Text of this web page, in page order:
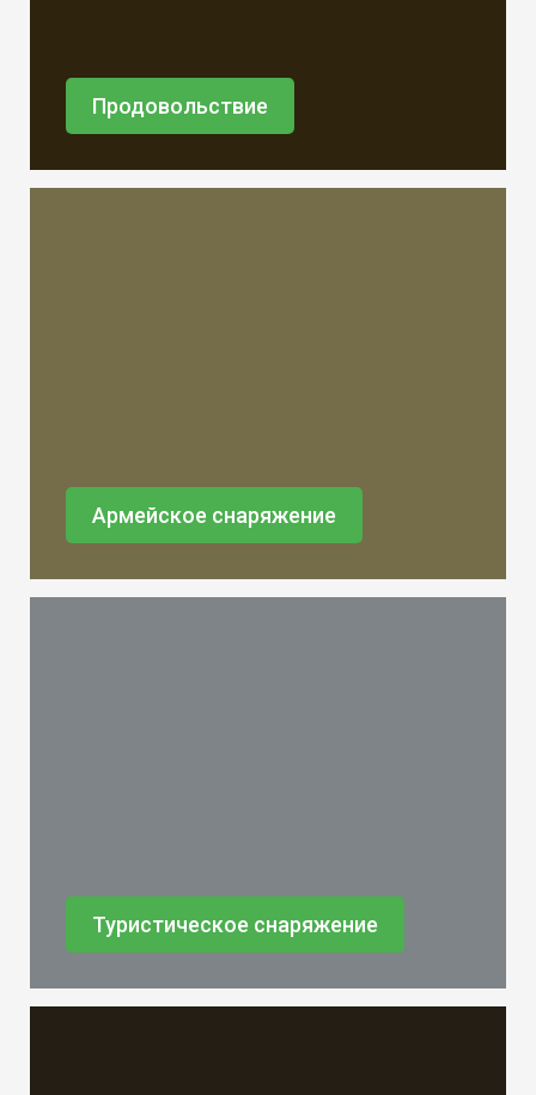
Продовольствие
Армейское снаряжение
Туристическое снаряжение